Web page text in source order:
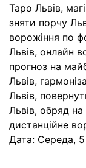
Таро Львів,
зняти порчу
ворожіння по
Львів, онлайн
прогноз на
Львів,
Львів,
Львів, обряд на
дистанційне
Дата: Середа,